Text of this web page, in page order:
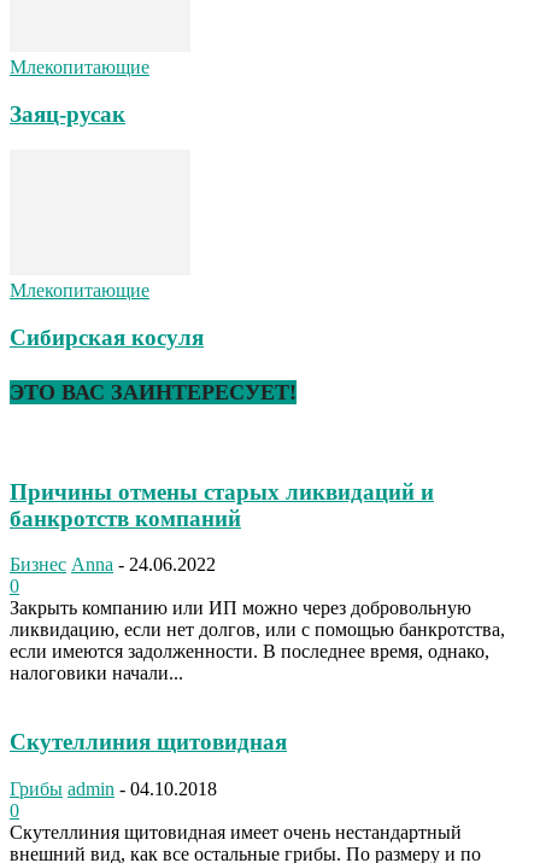
Млекопитающие
Заяц-русак
Млекопитающие
Сибирская косуля
ЭТО ВАС ЗАИНТЕРЕСУЕТ!
Причины отмены старых ликвидаций и
банкротств компаний
Бизнес Anna - 24.06.2022
0
Закрыть компанию или ИП можно через добровольную
ликвидацию, если нет долгов, или с помощью банкротства,
если имеются задолженности. В последнее время, однако,
налоговики начали...
Скутеллиния щитовидная
Грибы admin - 04.10.2018
0
Скутеллиния щитовидная имеет очень нестандартный
внешний вид, как все остальные грибы. По размеру и по